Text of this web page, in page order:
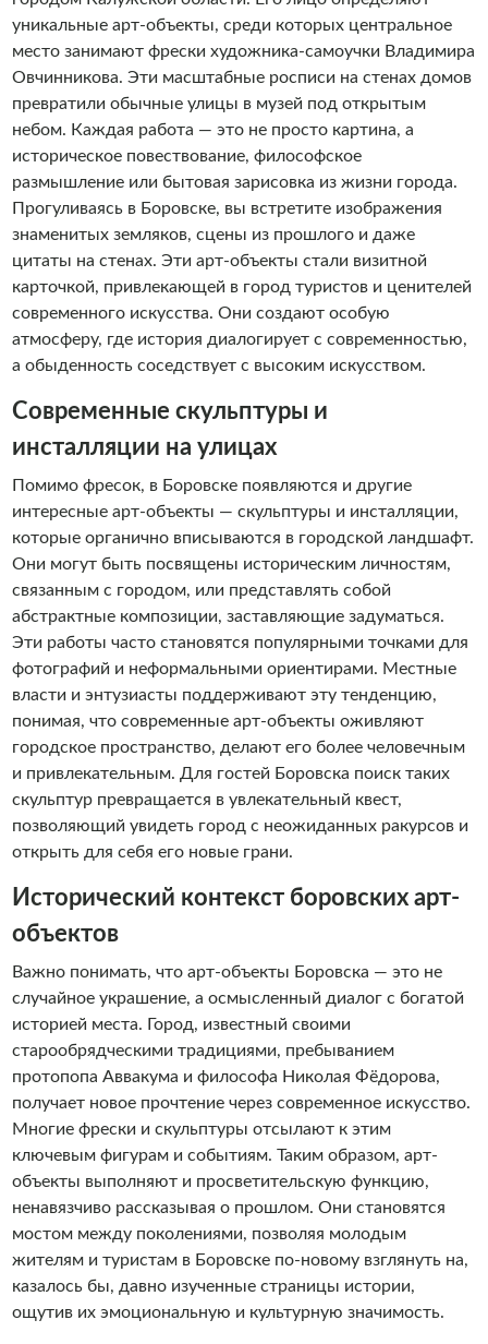
уникальные арт-объекты, среди которых центральное
место занимают фрески художника-самоучки Владимира
Овчинникова. Эти масштабные росписи на стенах домов
превратили обычные улицы в музей под открытым
небом. Каждая работа — это не просто картина, а
историческое повествование, философское
размышление или бытовая зарисовка из жизни города.
Прогуливаясь в Боровске, вы встретите изображения
знаменитых земляков, сцены из прошлого и даже
цитаты на стенах. Эти арт-объекты стали визитной
карточкой, привлекающей в город туристов и ценителей
современного искусства. Они создают особую
атмосферу, где история диалогирует с современностью,
а обыденность соседствует с высоким искусством.
Современные скульптуры и
инсталляции на улицах
Помимо фресок, в Боровске появляются и другие
интересные арт-объекты — скульптуры и инсталляции,
которые органично вписываются в городской ландшафт.
Они могут быть посвящены историческим личностям,
связанным с городом, или представлять собой
абстрактные композиции, заставляющие задуматься.
Эти работы часто становятся популярными точками для
фотографий и неформальными ориентирами. Местные
власти и энтузиасты поддерживают эту тенденцию,
понимая, что современные арт-объекты оживляют
городское пространство, делают его более человечным
и привлекательным. Для гостей Боровска поиск таких
скульптур превращается в увлекательный квест,
позволяющий увидеть город с неожиданных ракурсов и
открыть для себя его новые грани.
Исторический контекст боровских арт-
объектов
Важно понимать, что арт-объекты Боровска — это не
случайное украшение, а осмысленный диалог с богатой
историей места. Город, известный своими
старообрядческими традициями, пребыванием
протопопа Аввакума и философа Николая Фёдорова,
получает новое прочтение через современное искусство.
Многие фрески и скульптуры отсылают к этим
ключевым фигурам и событиям. Таким образом, арт-
объекты выполняют и просветительскую функцию,
ненавязчиво рассказывая о прошлом. Они становятся
мостом между поколениями, позволяя молодым
жителям и туристам в Боровске по-новому взглянуть на,
казалось бы, давно изученные страницы истории,
ощутив их эмоциональную и культурную значимость.